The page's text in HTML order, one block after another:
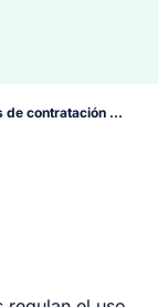
Términos y condiciones de contratación del servicio iAhorro Acelera